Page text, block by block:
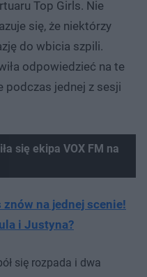
Top Girls. Nie
się, że niektórzy
do wbicia szpili.
odpowiedzieć na te
podczas jednej z sesji
się ekipa VOX FM na
znów na jednej scenie!
i Justyna?
się rozpada i dwa